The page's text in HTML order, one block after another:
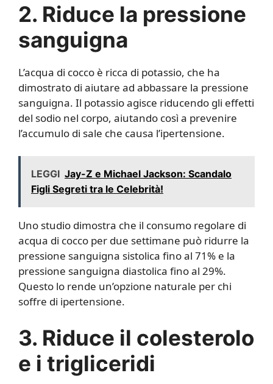
2. Riduce la pressione
sanguigna
L’acqua di cocco è ricca di potassio, che ha
dimostrato di aiutare ad abbassare la pressione
sanguigna. Il potassio agisce riducendo gli effetti
del sodio nel corpo, aiutando così a prevenire
l’accumulo di sale che causa l’ipertensione.
LEGGI Jay-Z e Michael Jackson: Scandalo
Figli Segreti tra le Celebrità!
Uno studio dimostra che il consumo regolare di
acqua di cocco per due settimane può ridurre la
pressione sanguigna sistolica fino al 71% e la
pressione sanguigna diastolica fino al 29%.
Questo lo rende un’opzione naturale per chi
soffre di ipertensione.
3. Riduce il colesterolo
e i trigliceridi